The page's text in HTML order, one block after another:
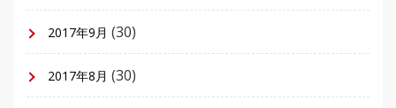
2017年9月 (30)
2017年8月 (30)